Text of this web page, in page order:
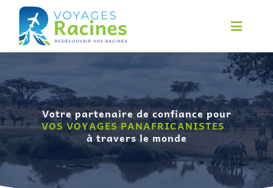
Skip
content
Services
Circuits
Financement
Votre partenaire de confiance pour
VOS VOYAGES PANAFRICANISTES
à travers le monde